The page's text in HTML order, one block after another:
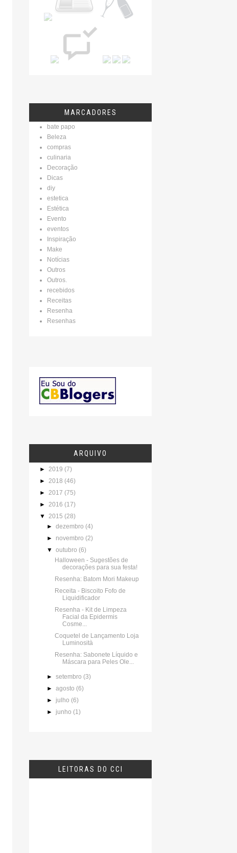
MARCADORES
bate papo
Beleza
compras
culinaria
Decoração
Dicas
diy
estetica
Estética
Evento
eventos
Inspiração
Make
Notícias
Outros
Outros.
recebidos
Receitas
Resenha
Resenhas
ARQUIVO
► 2019 (7)
► 2018 (46)
► 2017 (75)
► 2016 (17)
▼ 2015 (28)
►dezembro (4)
► novembro (2)
▼ outubro (6)
Halloween - Sugestões de
decorações para sua festa!
Resenha: Batom Mori Makeup
Receita - Biscoito Fofo de
Liquidificador
Resenha - Kit de Limpeza
Facial da Epidermis
Cosme...
Coquetel de Lançamento Loja
Luminosità
Resenha: Sabonete Líquido e
Máscara para Peles Ole...
►setembro (3)
►agosto (6)
► julho (6)
► junho (1)
LEITORAS DO CCI